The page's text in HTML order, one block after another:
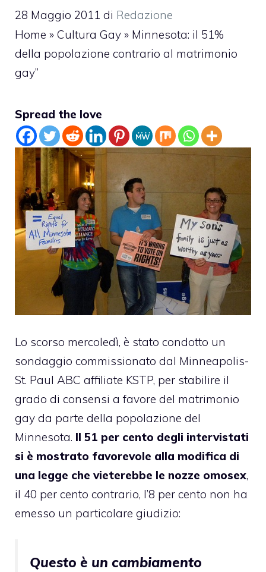
28 Maggio 2011 di Redazione
Home » Cultura Gay » Minnesota: il 51%
della popolazione contrario al matrimonio
gay”
Spread the love
Lo scorso mercoledì, è stato condotto un
sondaggio commissionato dal Minneapolis-
St. Paul ABC affiliate KSTP, per stabilire il
grado di consensi a favore del matrimonio
gay da parte della popolazione del
Minnesota. Il 51 per cento degli intervistati
si è mostrato favorevole alla modifica di
una legge che vieterebbe le nozze omosex,
il 40 per cento contrario, l’8 per cento non ha
emesso un particolare giudizio:
Questo è un cambiamento